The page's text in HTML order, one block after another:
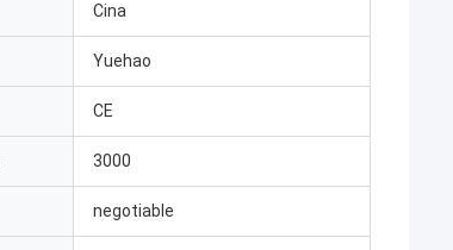
Cina
Yuehao
CE
3000
negotiable